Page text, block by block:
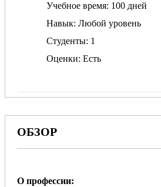
ОБЗОР
О профессии:
Учебное время 100 дней
Навык Любой уровень
Студенты 1
Оценки Есть